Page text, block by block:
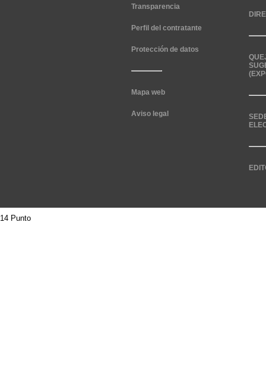
Transparencia
Perfil del contratante
Protección de datos
Mapa web
Aviso legal
14 Punto